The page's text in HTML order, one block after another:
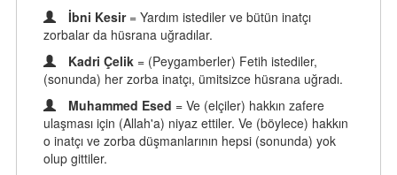
İbni Kesir = Yardım istediler ve bütün inatçı
zorbalar da hüsrana uğradılar.
Kadri Çelik = (Peygamberler) Fetih istediler,
(sonunda) her zorba inatçı, ümitsizce hüsrana uğradı.
Muhammed Esed = Ve (elçiler) hakkın zafere
ulaşması için (Allah'a) niyaz ettiler. Ve (böylece) hakkın
o inatçı ve zorba düşmanlarının hepsi (sonunda) yok
olup gittiler.